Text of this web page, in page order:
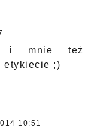
i mnie też
etykiecie ;)
10:51